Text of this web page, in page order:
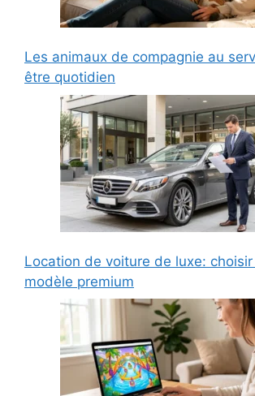
Les animaux de compagnie au
être quotidien
Location de voiture de luxe:
modèle premium